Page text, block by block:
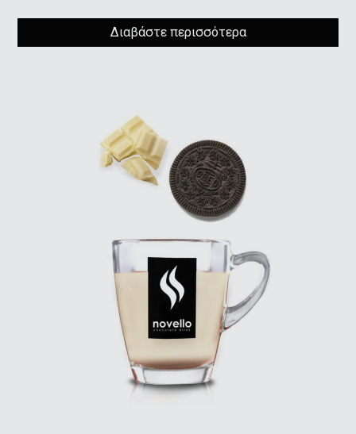
Διαβάστε περισσότερα